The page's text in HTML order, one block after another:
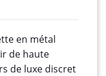
en métal
de haute
de luxe discret